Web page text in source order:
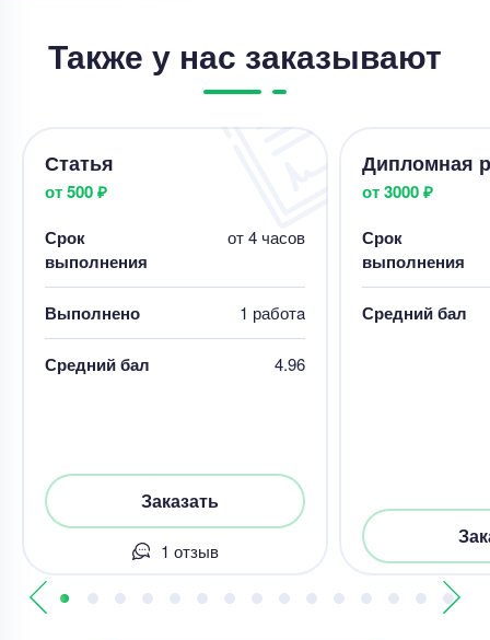
Также у нас заказывают
Статья
от 500 ₽
Срок
выполнения
от 4 часов
Выполнено 1 работa
Средний бал 4.96
Заказать
1 отзыв
Дипломная
от 3000 ₽
Срок
выполнения
Средний бал